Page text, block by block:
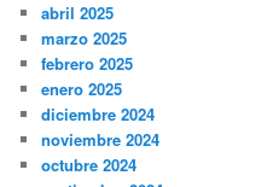
abril 2025
marzo 2025
febrero 2025
enero 2025
diciembre 2024
noviembre 2024
octubre 2024